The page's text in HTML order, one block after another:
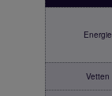
Energie
Vetten